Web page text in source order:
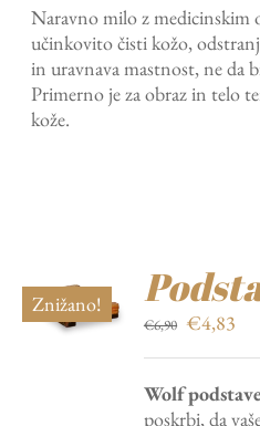
bila:
€12,90.
Naravno milo z medicinskim
učinkovito čisti kožo,
in uravnava mastnost, ne da
Primerno je za obraz in telo
kože.
Znižano!
€6,90 Izvirna
bila:
€4,83
Wolf
poskrbi, da